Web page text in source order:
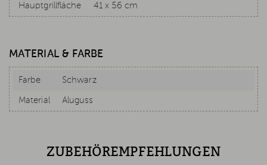
Hauptgrillfläche 41 x 56 cm
MATERIAL & FARBE
Farbe Schwarz
Material Aluguss
ZUBEHÖREMPFEHLUNGEN